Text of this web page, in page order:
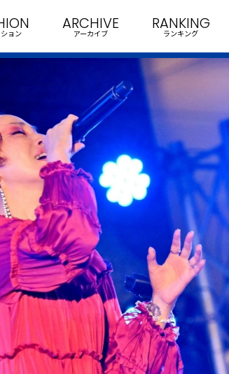
ョン
ARCHIVE
アーカイブ
RANKING
ランキング